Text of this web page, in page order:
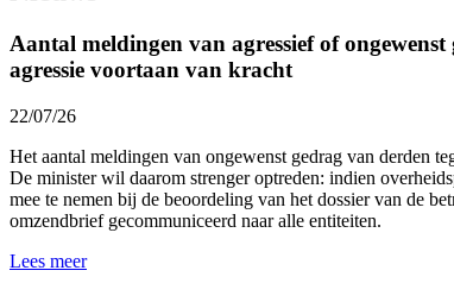
Aantal meldingen van agressief of
agressie voortaan van kracht
22/07/26
Het aantal meldingen van ongewenst gedrag van derden
De minister wil daarom strenger optreden: indien
mee te nemen bij de beoordeling van het dossier van de
omzendbrief gecommuniceerd naar alle entiteiten.
Lees meer